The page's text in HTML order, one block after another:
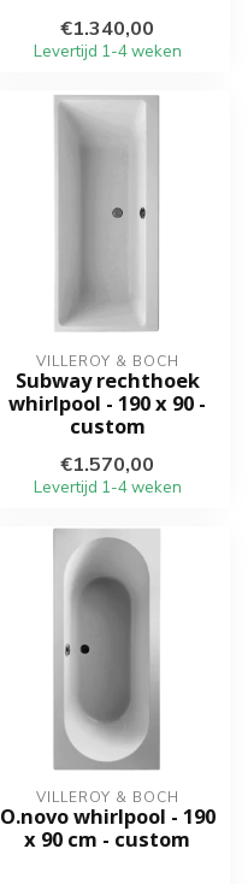
€1.340,00
Levertijd 1-4 weken
VILLEROY & BOCH
Subway rechthoek
whirlpool - 190 x 90 -
custom
€1.570,00
Levertijd 1-4 weken
VILLEROY & BOCH
O.novo whirlpool - 190
x 90 cm - custom